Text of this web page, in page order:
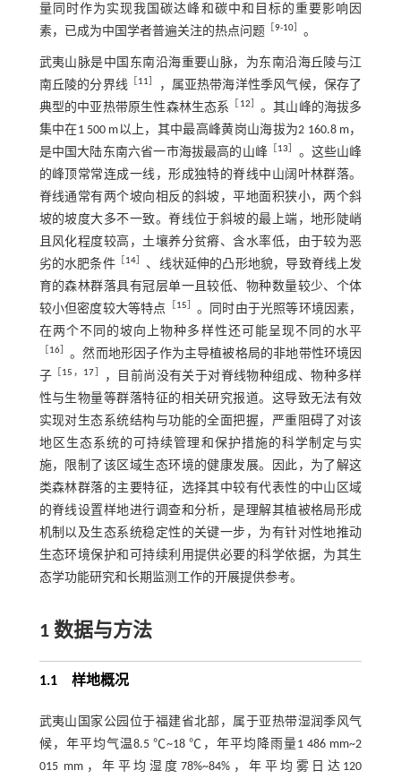
量同时作为实现我国碳达峰和碳中和目标的重要影响因
素，已成为中国学者普遍关注的热点问题［ 9-10］ 。
武夷山脉是中国东南沿海重要山脉，为东南沿海丘陵与江
南丘陵的分界线
11
，属亚热带海洋性季风气候，保存了
典型的中亚热带原生性森林生态系
12
。其山峰的海拔多
集中在1 500 m以上，其中最高峰黄岗山海拔为2 160.8 m，
是中国大陆东南六省一市海拔最高的山峰
13
。这些山峰
的峰顶常常连成一线，形成独特的脊线中山阔叶林群落。
脊线通常有两个坡向相反的斜坡，平地面积狭小，两个斜
坡的坡度大多不一致。脊线位于斜坡的最上端，地形陡峭
且风化程度较高，土壤养分贫瘠、含水率低，由于较为恶
劣的水肥条件
14］ 、线状延伸的凸形地貌，导致脊线上发
育的森林群落具有冠层单一且较低、物种数量较少、个体
较小但密度较大等特点
15
。同时由于光照等环境因素，
在两个不同的坡向上物种多样性还可能呈现不同的水平
16］ 。然而地形因子作为主导植被格局的非地带性环境因
子
15 ， 17
，目前尚没有关于对脊线物种组成、物种多样
性与生物量等群落特征的相关研究报道。这导致无法有效
实现对生态系统结构与功能的全面把握，严重阻碍了对该
地区生态系统的可持续管理和保护措施的科学制定与实
施，限制了该区域生态环境的健康发展。因此，为了解这
类森林群落的主要特征，选择其中较有代表性的中山区域
的脊线设置样地进行调查和分析，是理解其植被格局形成
机制以及生态系统稳定性的关键一步，为有针对性地推动
生态环境保护和可持续利用提供必要的科学依据，为其生
态学功能研究和长期监测工作的开展提供参考。
1 数据与方法
1.1 样地概况
武夷山国家公园位于福建省北部，属于亚热带湿润季风气
候，年平均气温8.5 ℃~18 ℃，年平均降雨量1 486 mm~2
015 mm，年平均湿度78%~84%，年平均雾日达120